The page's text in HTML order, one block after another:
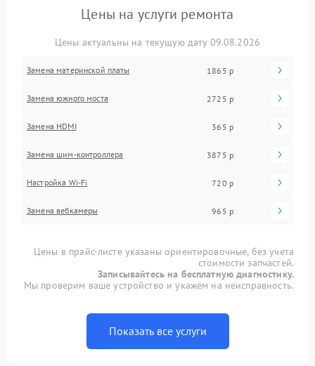
Цены на услуги ремонта
Цены актуальны на текущую дату 09.08.2026
Замена материнской платы 1865 р
Замена южного моста 2725 р
Замена HDMI 365 р
Замена шим-контроллера 3875 р
Настройка Wi-Fi 720 р
Замена вебкамеры 965 р
Цены в прайс-листе указаны ориентировочные, без учета
стоимости запчастей.
Записывайтесь на бесплатную диагностику.
Мы проверим ваше устройство и укажем на неисправность.
Показать все услуги